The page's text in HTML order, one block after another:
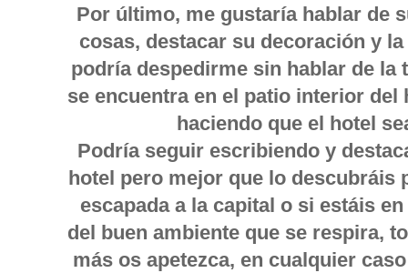
Por último, me gustaría hablar de
cosas, destacar su decoración y
podría despedirme sin hablar de la
se encuentra en el patio interior
haciendo que el hotel
Podría seguir escribiendo y
hotel pero mejor que lo
escapada a la capital o si estáis
del buen ambiente que se respira,
más os apetezca, en cualquier